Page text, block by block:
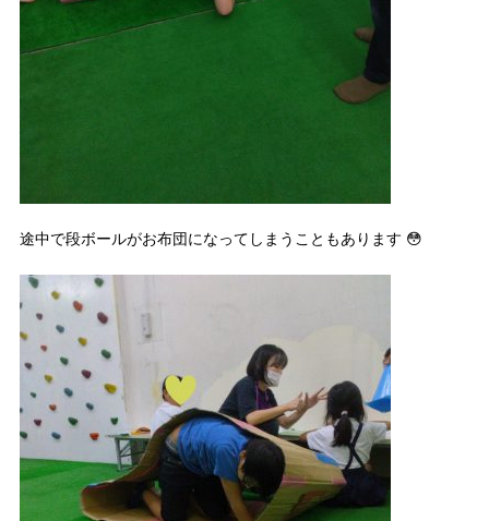
途中で段ボールがお布団になってしまうこともあります 😳